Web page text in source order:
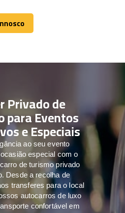
Privado de
para Eventos
e Especiais
ao seu evento
especial com o
de turismo privado
Desde a recolha de
transferes para o local
autocarros de luxo
confortável em